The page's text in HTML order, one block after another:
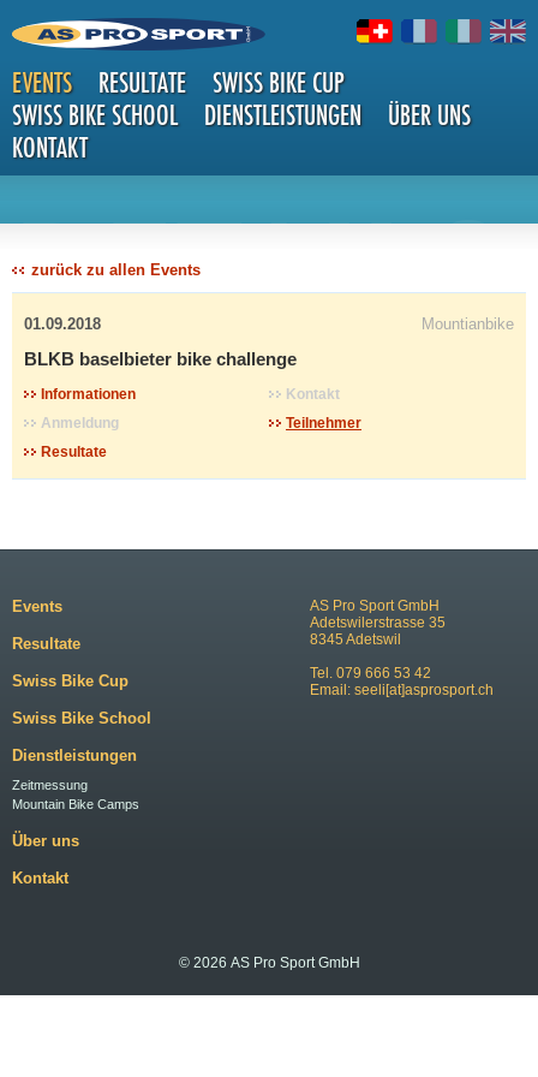
EVENTS RESULTATE
SWISS BIKE CUP
SWISS BIKE SCHOOL
DIENSTLEISTUNGEN
ÜBER UNS
KONTAKT
DETAILS
zurück zu allen Events
01.09.2018 Mountianbike
BLKB baselbieter bike challenge
Informationen
Kontakt
Anmeldung
Teilnehmer
Resultate
AS Pro Sport GmbH
Adetswilerstrasse 35
8345 Adetswil
Tel. 079 666 53 42
Email: seeli[at]asprosport.ch
Events
Resultate
Swiss Bike Cup
Swiss Bike School
Dienstleistungen
Zeitmessung
Mountain Bike Camps
Über uns
Kontakt
© 2026 AS Pro Sport GmbH